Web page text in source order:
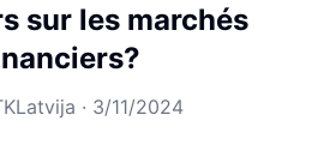
sur les marchés
· 3/11/2024